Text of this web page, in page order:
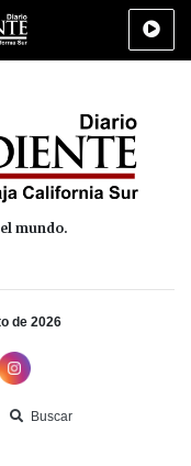
Deportes Cultura
mundo.
de 2026
Buscar